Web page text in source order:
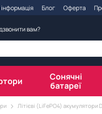
Блог Оферта
вам?
Сонячні
батареї
Літієві (LiFePO4) акумулятори